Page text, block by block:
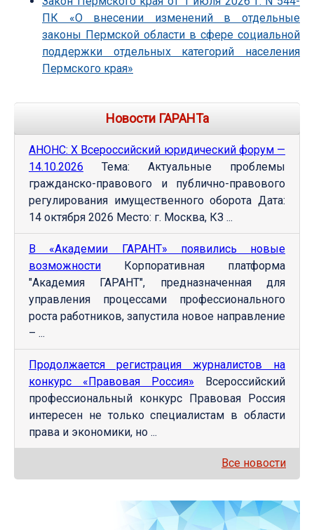
ПК «О внесении изменений в отдельные
законы Пермской области в сфере социальной
поддержки отдельных категорий населения
Пермского края»
Новости ГАРАНТа
АНОНС: Х Всероссийский юридический форум —
14.10.2026 Тема: Актуальные проблемы
гражданско-правового и публично-правового
регулирования имущественного оборота Дата:
14 октября 2026 Место: г. Москва, КЗ ...
В «Академии ГАРАНТ» появились новые
возможности Корпоративная платформа
"Академия ГАРАНТ", предназначенная для
управления процессами профессионального
роста работников, запустила новое направление
– ...
Продолжается регистрация журналистов на
конкурс «Правовая Россия» Всероссийский
профессиональный конкурс Правовая Россия
интересен не только специалистам в области
права и экономики, но ...
Все новости